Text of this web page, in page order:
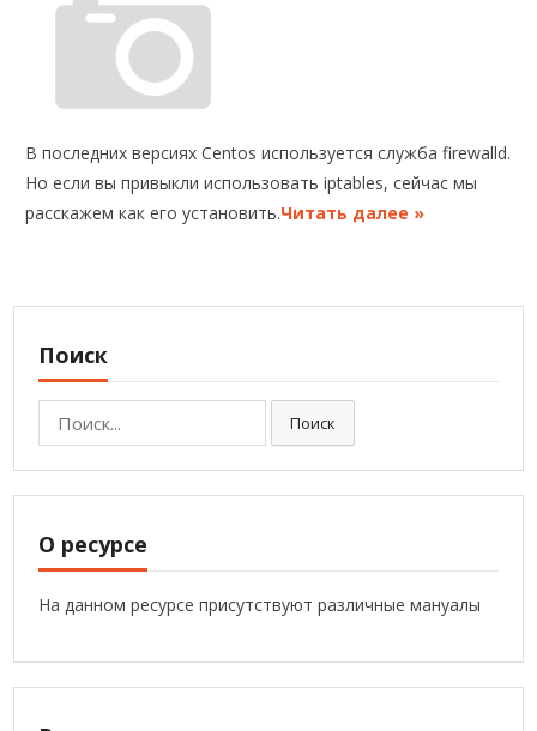
В последних версиях Centos используется служба firewalld.
Но если вы привыкли использовать iptables, сейчас мы
расскажем как его установить.Читать далее »
Поиск
Поиск
О ресурсе
На данном ресурсе присутствуют различные мануалы